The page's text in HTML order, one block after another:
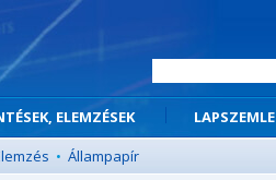
ELEMZÉSEK
LAPSZEMLE
• Állampapír